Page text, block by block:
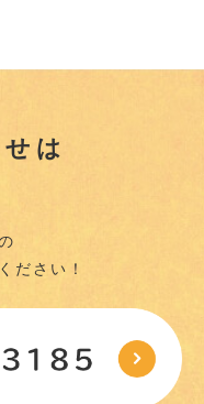
は
ださい！